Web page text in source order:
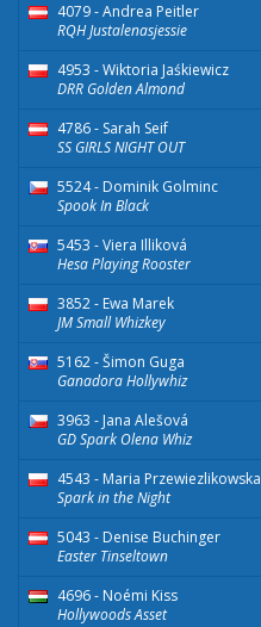
4079 - Andrea Peitler
RQH Justalenasjessie
4953 - Wiktoria Jaśkiewicz
DRR Golden Almond
4786 - Sarah Seif
SS GIRLS NIGHT OUT
5524 - Dominik Golminc
Spook In Black
5453 - Viera Illiková
Hesa Playing Rooster
3852 - Ewa Marek
JM Small Whizkey
5162 - Šimon Guga
Ganadora Hollywhiz
3963 - Jana Alešová
GD Spark Olena Whiz
4543 - Maria Przewiezlikowska
Spark in the Night
5043 - Denise Buchinger
Easter Tinseltown
4696 - Noémi Kiss
Hollywoods Asset